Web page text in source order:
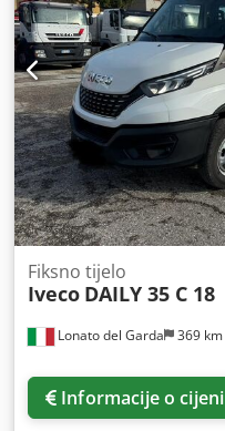
Lonato del Garda 369 km
Fiksno tijelo
Iveco DAILY 35 C 18
Informacije o cijeni